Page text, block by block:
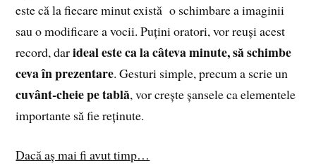
este că la fiecare minut există o schimbare a imaginii
sau o modificare a vocii. Puțini oratori, vor reuși acest
record, darideal este ca la câteva minute, să schimbe
ceva în prezentare. Gesturi simple, precum a scrie un
cuvânt-cheie pe tablă, vor crește șansele ca elementele
importante să fie reținute.
Dacă aș mai fi avut timp…